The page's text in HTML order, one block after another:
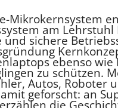
Mikrokernsystem
am
und sichere
ebenso
zu schützen.
Autos, Roboter
geforscht: an
die